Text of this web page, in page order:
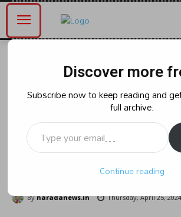
రాజకీయం
నామినేషన్ సందర్భంగా
ప్రార్థనలు.దేవరంపాడు
రథంపై ర్యాలీగా నామినేషన్
అంబటి.
By naradanews.in Thursday, April 25,
Discover more
Subscribe now to keep reading and
full archive.
Type your email…
Continue reading